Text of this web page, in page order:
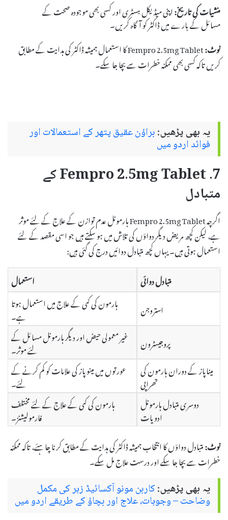
منشیات کی تاریخ:اپنی میڈیکل ہسٹری اور کسی بھی موجودہ صحت کے
مسائل کے بارے میں ڈاکٹر کو آگاہ کریں۔
نوٹ:
Fempro 2.5mg Tablet کا استعمال ہمیشہ ڈاکٹر کی ہدایت کے مطابق
کریں تاکہ کسی بھی ممکنہ خطرات سے بچا جا سکے۔
یہ بھی پڑھیں:براؤن عقیق پتھر کے استعمالات اور
فوائد اردو میں
7. Fempro 2.5mg Tablet کے
متبادل
اگرچہ Fempro 2.5mg Tablet ہارمونل عدم توازن کے علاج کے لئے موثر
ہے، لیکن کچھ مریض دیگر دواؤں کی تلاش میں ہو سکتے ہیں جو اسی مقصد کے لئے
استعمال ہوتی ہیں۔ یہاں کچھ متبادل دوائیں درج کی گئی ہیں:
متبادل دوائی
استعمال
استروجن
ہارمون کی کمی کے علاج میں استعمال ہوتا
ہے۔
پروجیسٹرون
غیر معمولی حیض اور دیگر ہارمونل مسائل کے
لئے موثر۔
میناپاز کے دوران ہارمون کی
تھراپی
عورتوں میں مینوپاز کی علامات کو کم کرنے کے
لئے۔
دوسری متبادل ہارمونل
ادویات
ہارمون کی کمی کے علاج کے لئے مختلف
فارمولیشنز۔
نوٹ:متبادل دواؤں کا انتخاب ہمیشہ ڈاکٹر کی ہدایت کے مطابق کرنا چاہئے، تاکہ ممکنہ
خطرات سے بچا جا سکے اور درست علاج مل سکے۔
یہ بھی پڑھیں:کاربن مونو آکسائیڈ زہر کی مکمل
وضاحت – وجوہات، علاج اور بچاؤ کے طریقے اردو میں